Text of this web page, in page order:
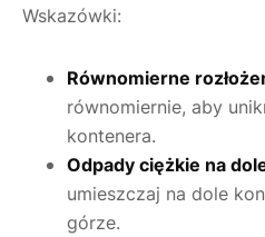
Wskazówki:
Równomierne
równomiernie, aby
kontenera.
Odpady ciężkie na
umieszczaj na dole
górze.